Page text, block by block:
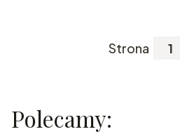
Strona
Polecamy: